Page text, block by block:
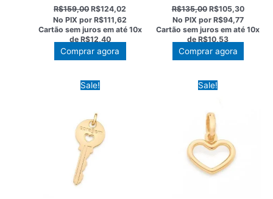
R$159,00O
preço
original
era:
R$159,00.
R$124,02
atual
é:
R$124,02.
No PIX porR$111,62
Cartão sem juros em até 10x
deR$12,40
Comprar agora
R$135,00 O
preço
original
era:
R$135,00.
R$105,30O
preço
atual
é:
No PIX por R$94,77
Cartão sem juros em até10x
de R$10,53
Comprar agora
Sale! Sale!